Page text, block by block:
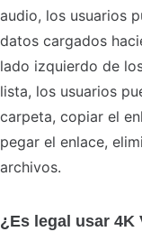
audio, los usuarios
datos cargados
lado izquierdo de
lista, los usuarios
carpeta, copiar el
pegar el enlace,
archivos.
¿Es legal usar 4K